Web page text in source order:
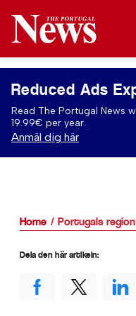
Reduced Ads
Read The Portugal News
19.99€ per year.
Anmäl dig här
Home Portugals
Dela den här artikeln: